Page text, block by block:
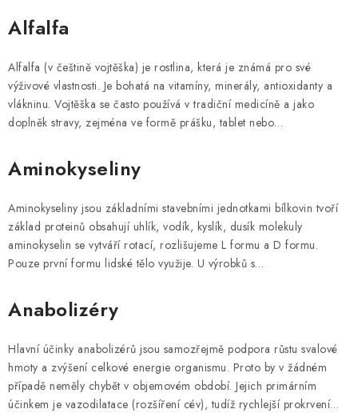
v
c
h
p
j
ů
Alfalfa
Alfalfa (v češtině vojtěška) je rostlina, která je známá pro své
výživové vlastnosti. Je bohatá na vitamíny, minerály, antioxidanty a
vlákninu. Vojtěška se často používá v tradiční medicíně a jako
doplněk stravy, zejména ve formě prášku, tablet nebo…
Aminokyseliny
Aminokyseliny jsou základními stavebními jednotkami bílkovin tvoří
základ proteinů obsahují uhlík, vodík, kyslík, dusík molekuly
aminokyselin se vytváří rotací, rozlišujeme L formu a D formu.
Pouze první formu lidské tělo využije. U výrobků s…
Anabolizéry
Hlavní účinky anabolizérů jsou samozřejmě podpora růstu svalové
hmoty a zvýšení celkové energie organismu. Proto by v žádném
případě neměly chybět v objemovém období. Jejich primárním
účinkem je vazodilatace (rozšíření cév), tudíž rychlejší prokrvení…